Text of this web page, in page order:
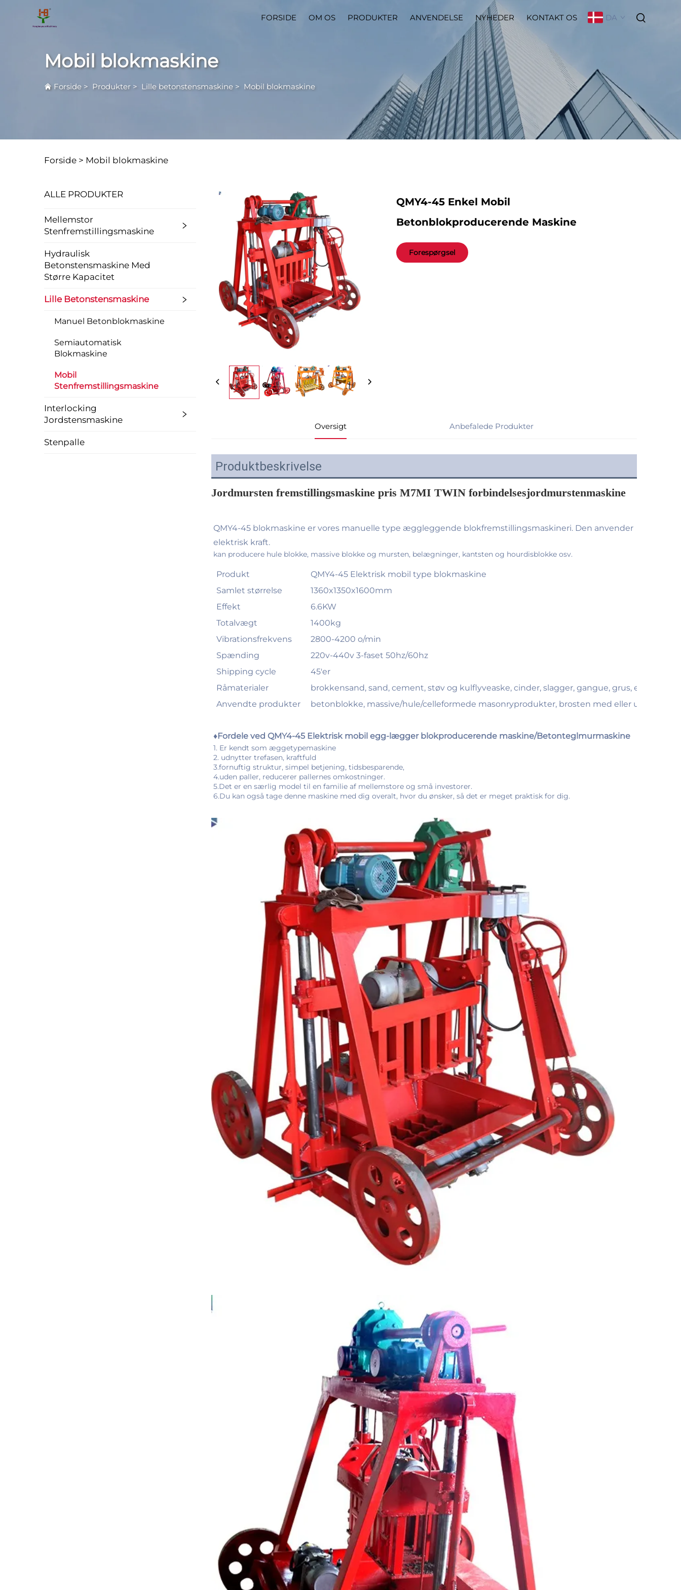
FORSIDE OM OS PRODUKTER ANVENDELSE NYHEDER KONTAKT OS DA
Mobil blokmaskine
Forside > Produkter > Lille betonstensmaskine > Mobil blokmaskine
Forside > Mobil blokmaskine
ALLE PRODUKTER
Mellemstor
Stenfremstillingsmaskine
Hydraulisk
Betonstensmaskine Med
Større Kapacitet
Lille Betonstensmaskine
Manuel Betonblokmaskine
Semiautomatisk
Blokmaskine
Mobil
Stenfremstillingsmaskine
Interlocking
Jordstensmaskine
Stenpalle
QMY4-45 Enkel Mobil
Betonblokproducerende Maskine
Forespørgsel
Oversigt Anbefalede Produkter
Produktbeskrivelse
Jordmursten fremstillingsmaskine pris M7MI TWIN forbindelsesjordmurstenmaskine
QMY4-45 blokmaskine er vores manuelle type æggleggende blokfremstillingsmaskineri. Den anvender
elektrisk kraft.
kan producere hule blokke, massive blokke og mursten, belægninger, kantsten og hourdisblokke osv.
Produkt
QMY4-45 Elektrisk mobil type blokmaskine
Samlet størrelse
1360x1350x1600mm
Effekt
6.6KW
Totalvægt
1400kg
Vibrationsfrekvens
2800-4200 o/min
Spænding
220v-440v 3-faset 50hz/60hz
Shipping cycle
45'er
Råmaterialer
brokkensand, sand, cement, støv og kulflyveaske, cinder, slagger, gangue, grus,
Anvendte produkter
betonblokke, massive/hule/celleformede masonryprodukter, brosten med eller uden
♦Fordele ved QMY4-45 Elektrisk mobil egg-lægger blokproducerende maskine/Betonteglmurmaskine
1. Er kendt som æggetypemaskine
2. udnytter trefasen, kraftfuld
3.fornuftig struktur, simpel betjening, tidsbesparende,
4.uden paller, reducerer pallernes omkostninger.
5.Det er en særlig model til en familie af mellemstore og små investorer.
6.Du kan også tage denne maskine med dig overalt, hvor du ønsker, så det er meget praktisk for dig.